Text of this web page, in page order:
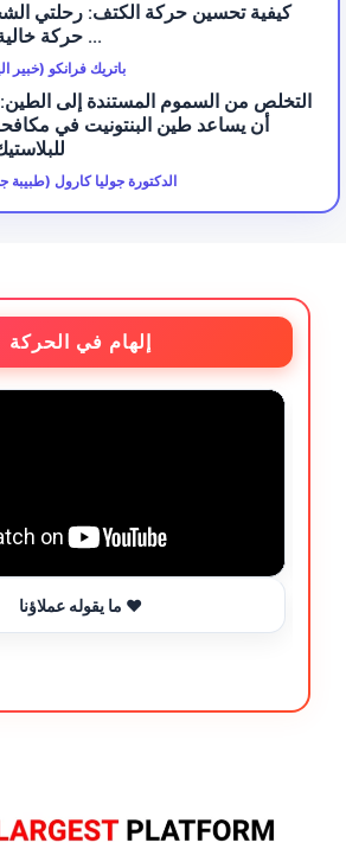
كيفية تحسين حركة الكتف: رحلتي
حركة خالية من الألم ...
باتريك فرانكو (خبير
التخلص من السموم المستندة إلى
أن يساعد طين البنتونيت في
الدكتورة جوليا كارول (طبيبة
إلهام في الحركة
ما يقوله عملاؤنا ❤️